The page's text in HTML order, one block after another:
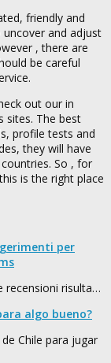
friendly and
and adjust
, there are
be careful
out our in
sites. The best
profile tests and
they will have
So , for
is the right place
per
recensioni risulta…
algo bueno?
Chile para jugar